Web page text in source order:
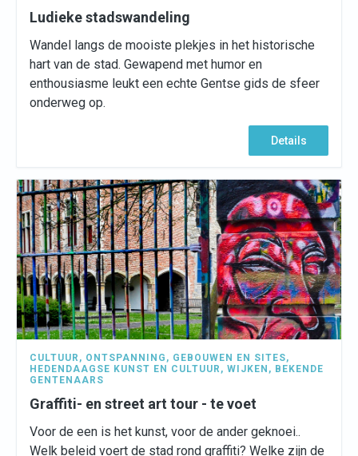
Ludieke stadswandeling
Wandel langs de mooiste plekjes in het historische
hart van de stad. Gewapend met humor en
enthousiasme leukt een echte Gentse gids de sfeer
onderweg op.
Details
CULTUUR , ONTSPANNING , GEBOUWEN EN SITES,
HEDENDAAGSE KUNST EN CULTUUR , WIJKEN , BEKENDE
GENTENAARS
Graffiti- en street art tour - te voet
Voor de een is het kunst, voor de ander geknoei..
Welk beleid voert de stad rond graffiti? Welke zijn de